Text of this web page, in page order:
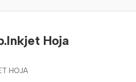
Hoja
HOJA